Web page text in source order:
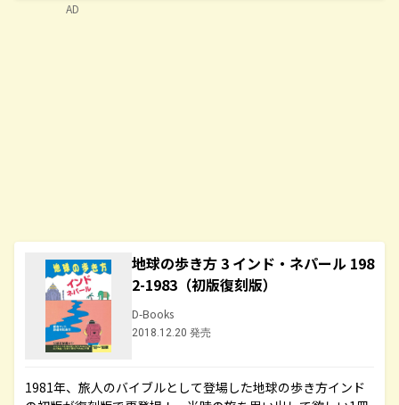
地球の歩き方 3 インド・ネパール 198
2-1983（初版復刻版）
D-Books
2018.12.20 発売
1981年、旅人のバイブルとして登場した地球の歩き方インド
AD